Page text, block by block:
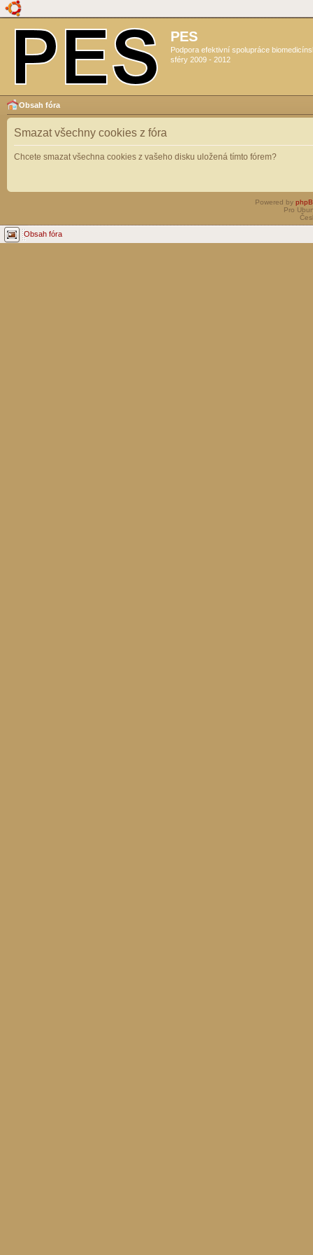
PES
Podpora efektivní spolupráce
sféry 2009 - 2012
Obsah fóra
Smazat všechny cookies z fóra
Chcete smazat všechna cookies z vašeho disku uložená tímto fórem?
Powered by
Pro
Obsah fóra